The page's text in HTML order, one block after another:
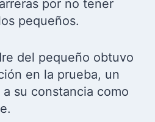
por no tener
pequeños.
del pequeño obtuvo
en la prueba, un
su constancia como